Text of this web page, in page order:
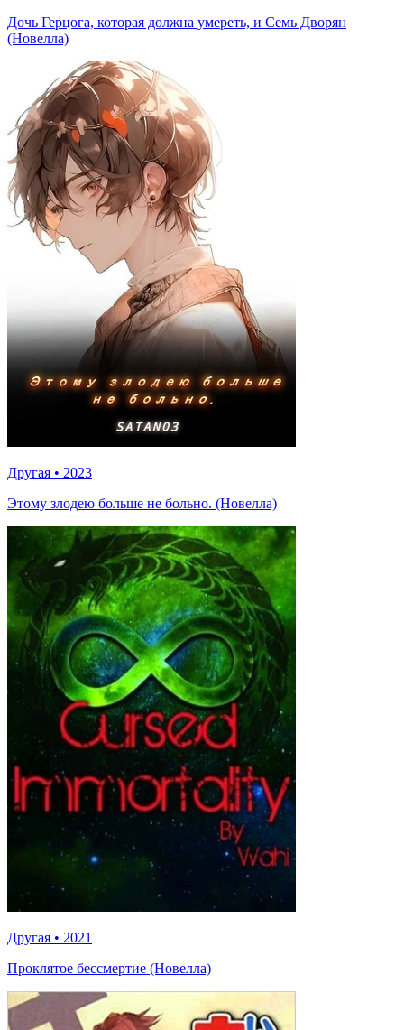
Дочь Герцога, которая должна умереть, и Семь Дворян
(Новелла)
Другая • 2023
Этому злодею больше не больно. (Новелла)
Другая • 2021
Проклятое бессмертие (Новелла)